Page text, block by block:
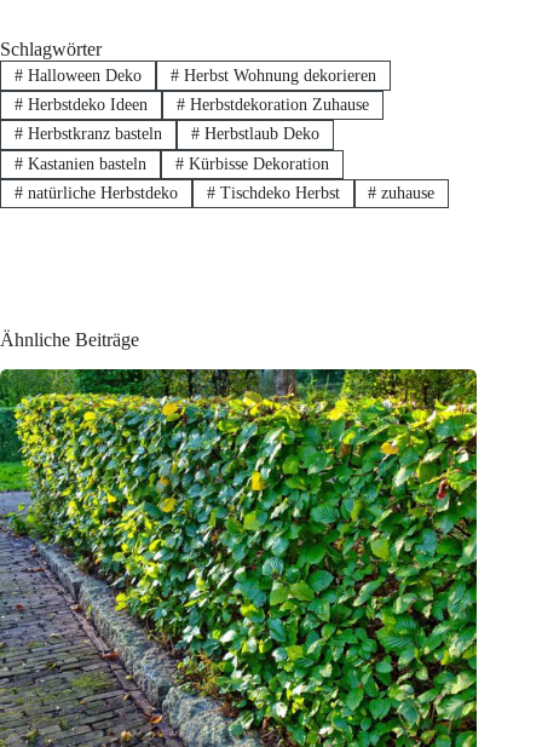
Schlagwörter
#Halloween Deko #Herbst Wohnung dekorieren
#Herbstdeko Ideen #Herbstdekoration Zuhause
#Herbstkranz basteln #Herbstlaub Deko
#Kastanien basteln #Kürbisse Dekoration
#natürliche Herbstdeko #Tischdeko Herbst # zuhause
Ähnliche Beiträge